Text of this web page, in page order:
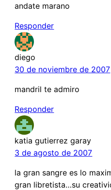
andate marano
Responder
diego
30 de noviembre de 2007
mandril te admiro
Responder
katia gutierrez garay
3 de agosto de 2007
la gran sangre es lo
gran libretista…su